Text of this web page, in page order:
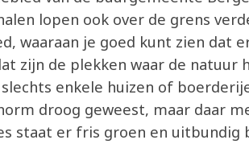
lopen ook over de grens
waaraan je goed kunt zien dat
zijn de plekken waar de natuur
slechts enkele huizen of
droog geweest, maar daar
staat er fris groen en uitbundig